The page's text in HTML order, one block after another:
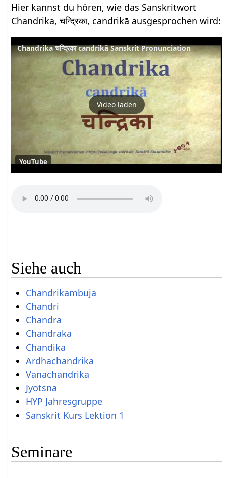
Hier kannst du hören, wie das Sanskritwort
Chandrika, चन्द्रिका, candrikā ausgesprochen wird:
Chandrika चन्द्रिका candrikā Sanskrit Pronunciation
Video laden
YouTube
Siehe auch
Chandrikambuja
Chandri
Chandra
Chandraka
Chandika
Ardhachandrika
Vanachandrika
Jyotsna
HYP Jahresgruppe
Sanskrit Kurs Lektion 1
Seminare